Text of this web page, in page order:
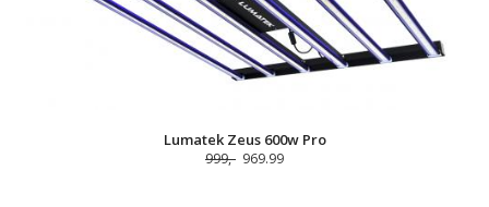
Lumatek Zeus 600w Pro
999,- 969.99